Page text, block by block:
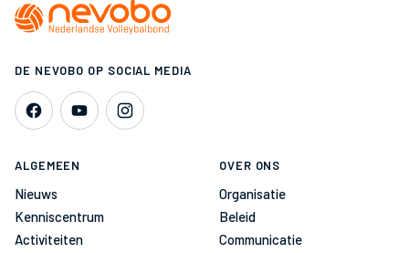
DE NEVOBO OP SOCIAL MEDIA
ALGEMEEN
Nieuws
Kenniscentrum
Activiteiten
OVER ONS
Organisatie
Beleid
Communicatie